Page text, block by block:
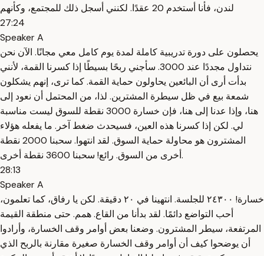
لندن، فأنا أستخدم 20 عقدًا. لكنني أسجل ذلك للمجتمع، وكأنهم
27:24
Speaker A
يحصلون على دورة تدريبية كاملة لمدة يوم كامل معي مجانًا. الآن نحن
نتداول مجددًا عند 3000. سأجني ربحًا بسيطًا إذا كسرنا القمة، لأنني
بدأت أرى أن البائعين يحاولون حماية القمة. كما ترى، إنهم يشكلون
شمعة بيع في ظل سيطرة المشترين. لذا، من المحتمل أن نعود إلى
هنا، وإذا عدنا إلى هنا، فإن خسارة 3000 نقطة للسوق ليست مناسبة
لي. لكن إذا كسرنا هذه العين، فسيحدث ضغط آخر. ما يفعله هؤلاء
المشترون هو محاولة حماية السوق. لقد انتهوا. سحبنا 2000 نقطة
أخرى من السوق. رائع! سحبنا 3600 نقطة أخرى.
28:13
Speaker A
خسارة! ٢٤٣٠٠ للجلسة. انتهينا في ٢٠ دقيقة. لكن يا رفاق، كما تعلمون،
أحب التواضع دائمًا. لقد بدأنا من القاع. همم. حتى منطقة القيمة
المرتفعة، سيطر المشترون. وضعنا بعض أوامر وقف الخسارة، وأرادوا
أن يوضحوا كيف أن أوامر وقف الخسارة صغيرة مقارنة بالربح الذي